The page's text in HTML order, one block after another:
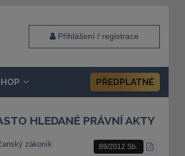
Přihlášení / registrace
PŘEDPLATNÉ
HLEDANÉ PRÁVNÍ AKTY
zákoník 89/2012 Sb.
STÁHNOUT